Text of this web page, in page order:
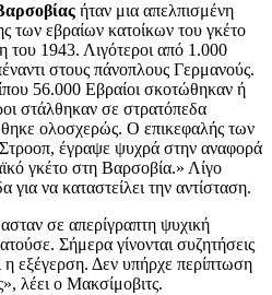
ήταν μια απελπισμένη
των εβραίων κατοίκων του γκέτο
του 1943. Λιγότεροι από 1.000
στους πάνοπλους Γερμανούς.
56.000 Εβραίοι σκοτώθηκαν ή
στάλθηκαν σε στρατόπεδα
ολοσχερώς. Ο επικεφαλής των
έγραψε ψυχρά στην αναφορά
γκέτο στη Βαρσοβία.» Λίγο
να καταστείλει την αντίσταση.
σε απερίγραπτη ψυχική
Σήμερα γίνονται συζητήσεις
η εξέγερση. Δεν υπήρχε περίπτωση
λέει ο Μακσίμοβιτς.